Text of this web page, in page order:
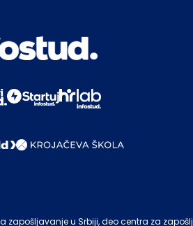
zapošljavanje u Srbiji, deo centra za